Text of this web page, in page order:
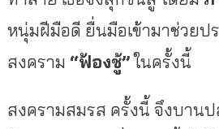
หนุ่มฝีมือดี ยื่นมือเข้ามาช่วยป
สงคราม “ฟ้องชู้”ในครั้งนี้
สงครามสมรส ครั้งนี้ จึงบาน